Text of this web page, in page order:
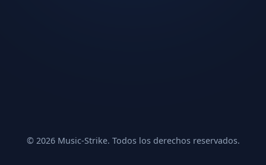
© 2026 Music-Strike. Todos los derechos reservados.